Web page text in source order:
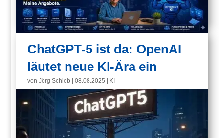
ChatGPT-5 ist da: OpenAI
läutet neue KI-Ära ein
vonJörg Schieb |08.08.2025 KI